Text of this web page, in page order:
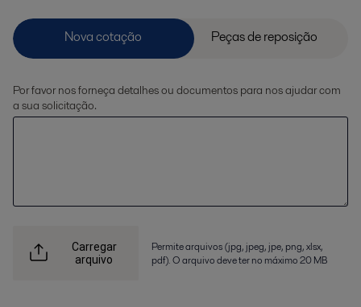
Por favor nos forneça detalhes ou documentos para nos ajudar com
a sua solicitação.
Carregar
arquivo
Permite arquivos (jpg, jpeg, jpe, png, xlsx,
pdf). O arquivo deve ter no máximo 20 MB